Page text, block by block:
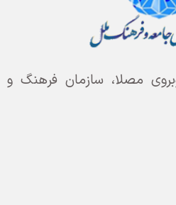
مصلا، سازمان فرهنگ و